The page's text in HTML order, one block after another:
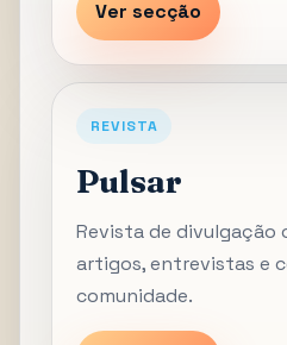
Ver secção
REVISTA
Pulsar
Revista de divulgação
artigos, entrevistas e
comunidade.